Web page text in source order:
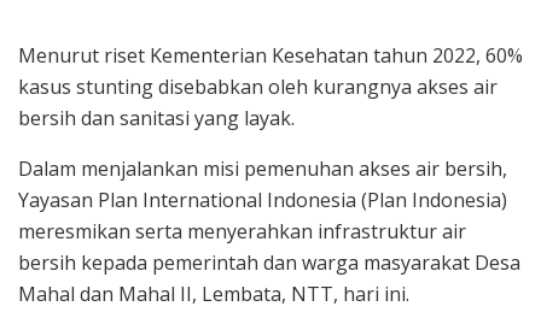
Menurut riset Kementerian Kesehatan tahun 2022, 60%
kasus stunting disebabkan oleh kurangnya akses air
bersih dan sanitasi yang layak.
Dalam menjalankan misi pemenuhan akses air bersih,
Yayasan Plan International Indonesia (Plan Indonesia)
meresmikan serta menyerahkan infrastruktur air
bersih kepada pemerintah dan warga masyarakat Desa
Mahal dan Mahal II, Lembata, NTT, hari ini.